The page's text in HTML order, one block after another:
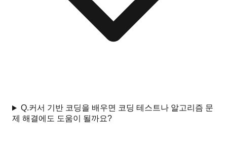
Q.커서 기반 코딩을 배우면 코딩 테스트나 알고리즘 문
제 해결에도 도움이 될까요?